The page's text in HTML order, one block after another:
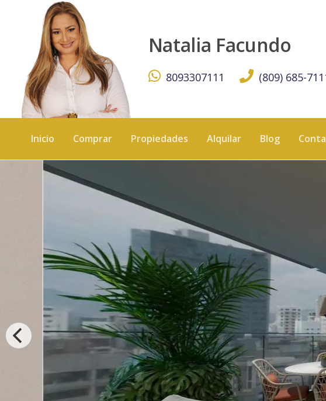
Natalia Facundo
8093307111 (809) 685-
Inicio Comprar Propiedades Alquilar Blog
Un proyecto creado para quienes exigen más - KW DOMINICANA